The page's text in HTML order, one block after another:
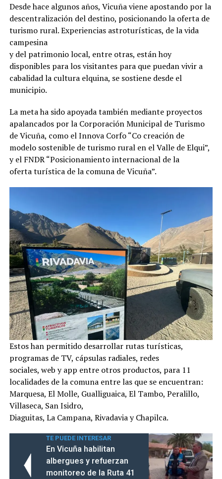
Desde hace algunos años, Vicuña viene apostando por la
descentralización del destino, posicionando la oferta de
turismo rural. Experiencias astroturísticas, de la vida
campesina
y del patrimonio local, entre otras, están hoy
disponibles para los visitantes para que puedan vivir a
cabalidad la cultura elquina, se sostiene desde el
municipio.
La meta ha sido apoyada también mediante proyectos
apalancados por la Corporación Municipal de Turismo
de Vicuña, como el Innova Corfo “Co creación de
modelo sostenible de turismo rural en el Valle de Elqui”,
y el FNDR “Posicionamiento internacional de la
oferta turística de la comuna de Vicuña”.
Estos han permitido desarrollar rutas turísticas,
programas de TV, cápsulas radiales, redes
sociales, web y app entre otros productos, para 11
localidades de la comuna entre las que se encuentran:
Marquesa, El Molle, Gualliguaica, El Tambo, Peralillo,
Villaseca, San Isidro,
Diaguitas, La Campana, Rivadavia y Chapilca.
TE PUEDE INTERESAR
En Vicuña habilitan
albergues y refuerzan
monitoreo de la Ruta 41